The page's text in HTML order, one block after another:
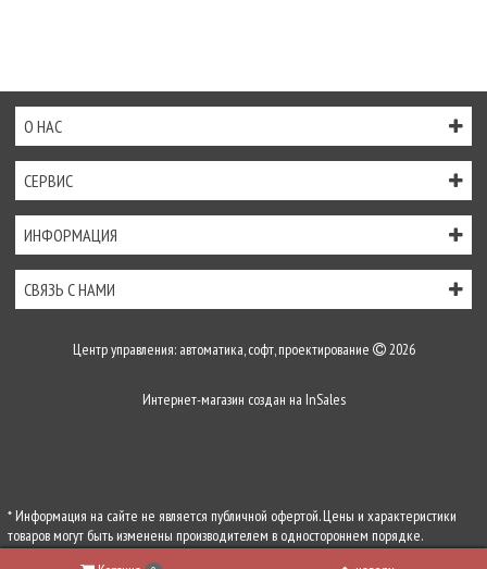
О НАС
СЕРВИС
ИНФОРМАЦИЯ
СВЯЗЬ С НАМИ
Центр управления: автоматика, софт, проектирование 2026
Интернет-магазин создан на InSales
* Информация на сайте не является публичной офертой. Цены и характеристики
товаров могут быть изменены производителем в одностороннем порядке.
Актуальную цену уточняйте у менеджеров по телефону+7 (495) 255-54-71, либо по